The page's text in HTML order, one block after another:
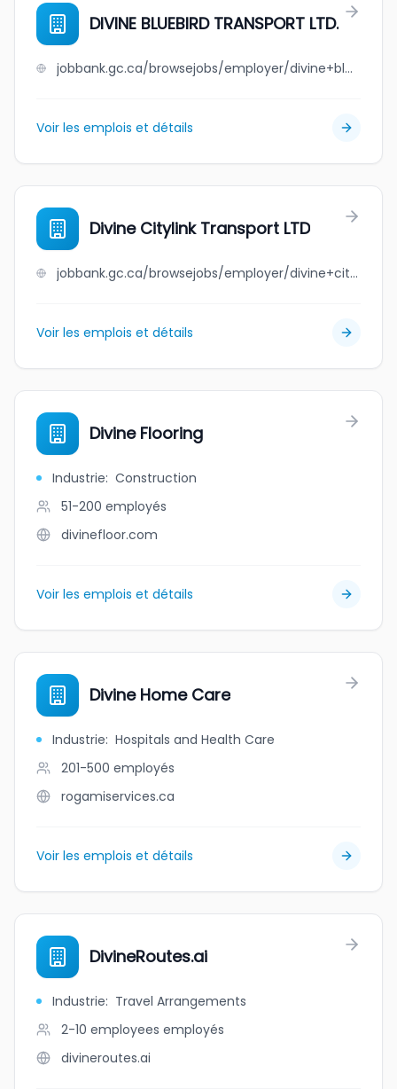
DIVINE BLUEBIRD TRANSPORT LTD.
jobbank.gc.ca/browsejobs/employer/divine+bluebird+transport+ltd./ca
Voir les emplois et détails
Divine Citylink Transport LTD
jobbank.gc.ca/browsejobs/employer/divine+citylink+transport+ltd/ca
Voir les emplois et détails
Divine Flooring
Industrie: Construction
51-200 employés
divinefloor.com
Voir les emplois et détails
Divine Home Care
Industrie: Hospitals and Health Care
201-500 employés
rogamiservices.ca
Voir les emplois et détails
DivineRoutes.ai
Industrie: Travel Arrangements
2-10 employees employés
divineroutes.ai